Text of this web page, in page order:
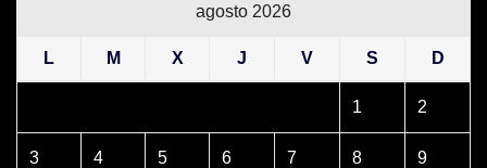
agosto 2026
L M X J V S D
1 2
3 4 5 6 7 8 9